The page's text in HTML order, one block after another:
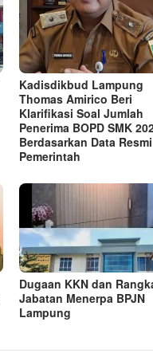
Kadisdikbud Lampung
Thomas Amirico Beri
Klarifikasi Soal Jumlah
Penerima BOPD SMK
Berdasarkan Data Resmi
Pemerintah
Dugaan KKN dan
Jabatan Menerpa BPJN
Lampung